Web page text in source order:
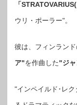
「
ウリ・ポーラー"。
彼は、フィンラン
ア"を作曲した"ジ
"インペイルド･レ